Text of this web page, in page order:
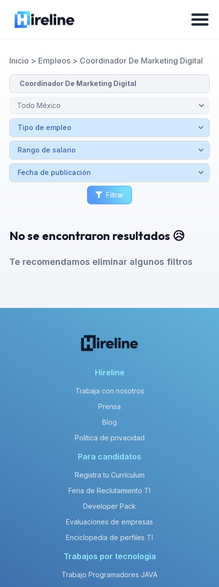
Inicio > Empleos> Coordinador De Marketing Digital
Filtrar
No se encontraron resultados 😥
Te recomendamos eliminar algunos filtros
Hireline
Trabaja con nosotros
Prensa
Blog
Política de privacidad
Para candidatos
Registra tu Currículum
Feria de Reclutamiento TI
Developer Pack
Evaluaciones de empresas
Enciclopedia de perfiles TI
Trabajos por tecnología
Trabajo Programadores JAVA